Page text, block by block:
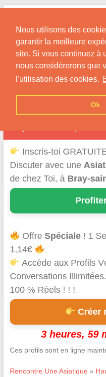
Nous utilisons des
garantir la meilleure
site. Si vous continuez à
nous considérerons que
l'utilisation des cookies.
Ok
Skip
content
Conseils pour la Rencontre
Originaire d'Asie !
Inscris-toi
Discuter avec une
de chez Toi, à Bray-
OffreSpéciale ! 1
1,14€
Accède aux Profils
Conversations
100 % Réels ! ! !
Créer
3 heures, 59
Ces profils sont en ligne
Rencontre Une Asiatique »